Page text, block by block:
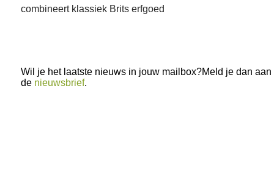
combineert klassiek Brits erfgoed
Wil je het laatste nieuws in jouw mailbox?Meld je dan aan
de nieuwsbrief.